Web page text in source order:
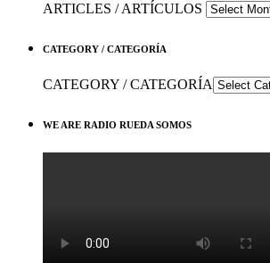
ARTICLES / ARTÍCULOS
CATEGORY / CATEGORÍA
CATEGORY / CATEGORÍA
WE ARE RADIO RUEDA SOMOS